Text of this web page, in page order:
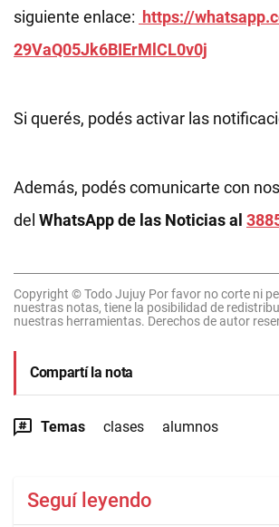
siguiente enlace: https://
29VaQ05Jk6BIErMlCL0v0j
Si querés, podés activar las
Además, podés comunicarte con
del WhatsApp de las Noticias al
Copyright © Todo Jujuy Por favor no corte ni
nuestras notas, tiene la posibilidad de
nuestras herramientas. Derechos de autor
Compartí la nota
Temas clases alumnos
Seguí leyendo